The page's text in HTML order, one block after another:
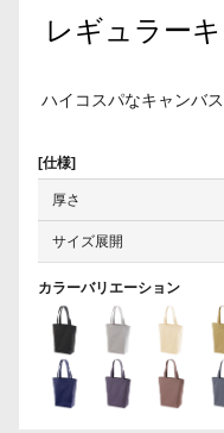
レギュラー
ハイコスパなキャンバ
[仕様]
厚さ
サイズ展開
カラーバリエーション